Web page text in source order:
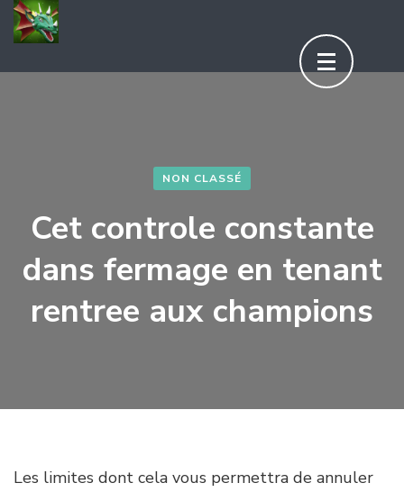
Aller
au
contenu
NON CLASSÉ
Cet controle constante
dans fermage en tenant
rentree aux champions
Les limites dont cela vous permettra de annuler